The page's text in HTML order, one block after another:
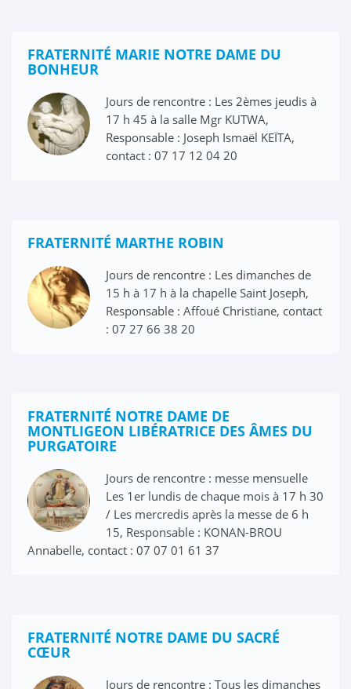
FRATERNITÉ MARIE NOTRE DAME DU
BONHEUR
Jours de rencontre : Les 2èmes jeudis à
17 h 45 à la salle Mgr KUTWA,
Responsable : Joseph Ismaël KEÏTA,
contact : 07 17 12 04 20
FRATERNITÉ MARTHE ROBIN
Jours de rencontre : Les dimanches de
15 h à 17 h à la chapelle Saint Joseph,
Responsable : Affoué Christiane, contact
: 07 27 66 38 20
FRATERNITÉ NOTRE DAME DE
MONTLIGEON LIBÉRATRICE DES ÂMES DU
PURGATOIRE
Jours de rencontre : messe mensuelle
Les 1er lundis de chaque mois à 17 h 30
/ Les mercredis après la messe de 6 h
15, Responsable : KONAN-BROU
Annabelle, contact : 07 07 01 61 37
FRATERNITÉ NOTRE DAME DU SACRÉ
CŒUR
Jours de rencontre : Tous les dimanches